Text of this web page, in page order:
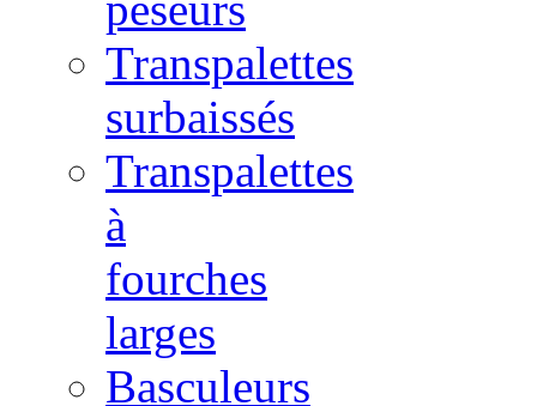
Transpalettes
surbaissés
Transpalettes
à
fourches
larges
Basculeurs